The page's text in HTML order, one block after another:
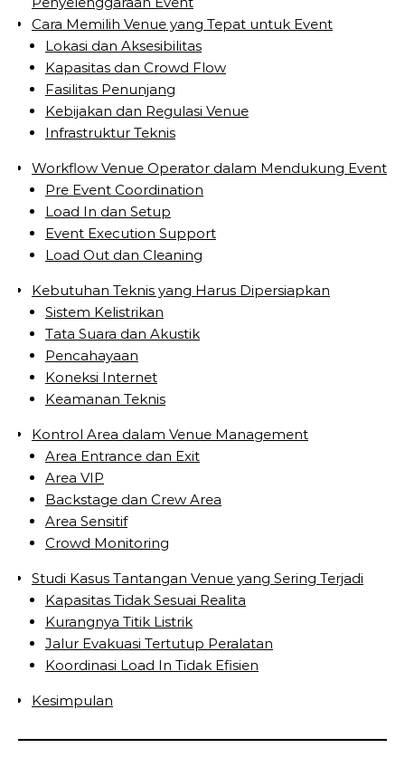
Cara Memilih Venue yang Tepat untuk Event
Lokasi dan Aksesibilitas
Kapasitas dan Crowd Flow
Fasilitas Penunjang
Kebijakan dan Regulasi Venue
Infrastruktur Teknis
Workflow Venue Operator dalam Mendukung Event
Pre Event Coordination
Load In dan Setup
Event Execution Support
Load Out dan Cleaning
Kebutuhan Teknis yang Harus Dipersiapkan
Sistem Kelistrikan
Tata Suara dan Akustik
Pencahayaan
Koneksi Internet
Keamanan Teknis
Kontrol Area dalam Venue Management
Area Entrance dan Exit
Area VIP
Backstage dan Crew Area
Area Sensitif
Crowd Monitoring
Studi Kasus Tantangan Venue yang Sering Terjadi
Kapasitas Tidak Sesuai Realita
Kurangnya Titik Listrik
Jalur Evakuasi Tertutup Peralatan
Koordinasi Load In Tidak Efisien
Kesimpulan